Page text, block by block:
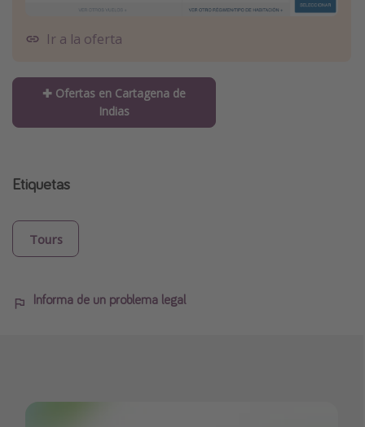
Ir a la oferta
✚ Ofertas en Cartagena de
Indias
Etiquetas
Tours
Informa de un problema legal